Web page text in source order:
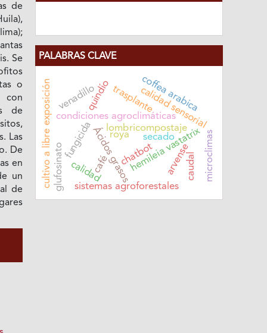
de
Se
o
con
de
Las
De
en
un
de
PALABRAS CLAVE
Ácidos grasos
condiciones agroclimáticas
calidad sensorial
quindío
lombricompostaje
royahemileia vastatrix
fungicida chatbot microclimas
cultivo a libre exposición sistemas agroforestales
café arvense
venadillo
glufosinato calidad caudal
coffea arabica
trasplante
secado